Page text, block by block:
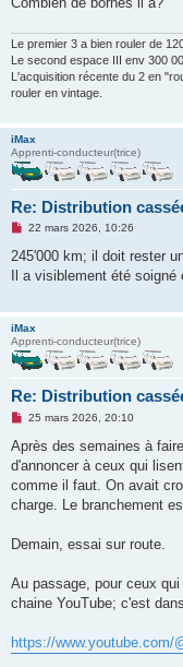
o
n
l
u
Le premier 3 a bien rouler de
Le second espace III env 300
L'acquisition récente du 2 en
rouler en vintage.
iMax
Apprenti-conducteur(trice)
Re: Distribution
M
s
a
o
n
l
u
22 mars 2026, 10:26
245'000 km; il doit rester
Il a visiblement été
iMax
Apprenti-conducteur(trice)
Re: Distribution
M
s
a
g
n
l
25 mars 2026, 20:10
Après des semaines à
d'annoncer à ceux qui
comme il faut. On avait
charge. Le branchement
Demain, essai sur route.
Au passage, pour ceux
chaine YouTube; c'est
https://www.youtube.com/